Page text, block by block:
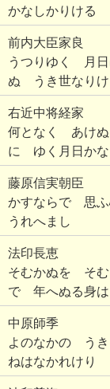
かなしかりける
前内大臣家良
うつりゆく 月
ぬ うき世なりけ
右近中将経家
何となく あけ
に ゆく月日かな
藤原信実朝臣
かすならで 思
うれへまし
法印長恵
そむかぬを そ
で 年へぬる身は
中原師季
よのなかの う
ねはなかれけり